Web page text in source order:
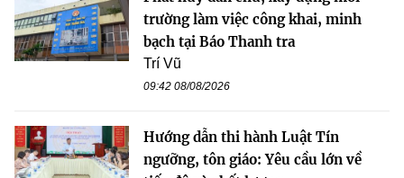
trường làm việc công khai, minh
bạch tại Báo Thanh tra
Trí Vũ
09:42 08/08/2026
Hướng dẫn thi hành Luật Tín
ngưỡng, tôn giáo: Yêu cầu lớn về